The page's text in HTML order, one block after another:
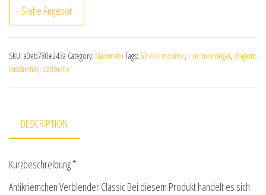
Siehe Angebot
SKU: a0eb780e243a Category: Klammern Tags: 60 zoll monitor, cini mini riegel, dragons
kuscheltier, stallsuche
DESCRIPTION
Kurzbeschreibung *
Antikriemchen Verblender Classic Bei diesem Produkt handelt es sich